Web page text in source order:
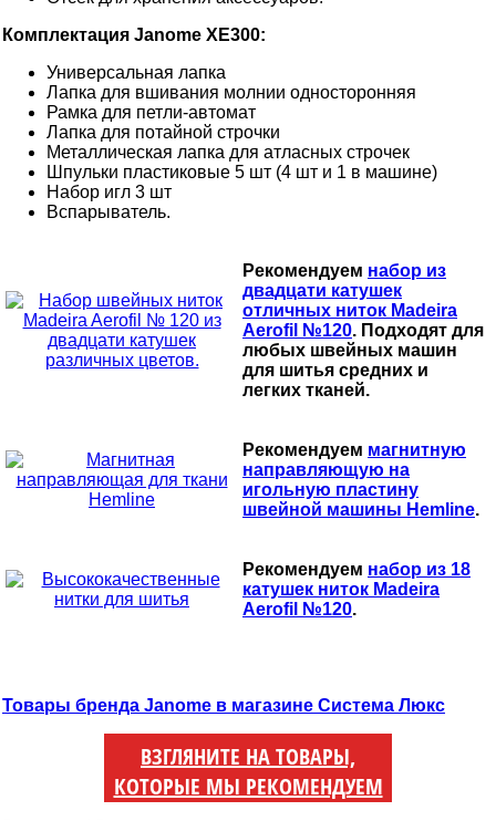
Комплектация Janome XE300:
Универсальная лапка
Лапка для вшивания молнии односторонняя
Рамка для петли-автомат
Лапка для потайной строчки
Металлическая лапка для атласных строчек
Шпульки пластиковые 5 шт (4 шт и 1 в машине)
Набор игл 3 шт
Вспарыватель.
Рекомендуем набор из
двадцати катушек
отличных ниток Madeira
Aerofil №120. Подходят для
любых швейных машин
для шитья средних и
легких тканей.
Рекомендуем магнитную
направляющую на
игольную пластину
швейной машины Hemline.
Рекомендуем набор из 18
катушек ниток Madeira
Aerofil №120.
Товары бренда Janome в магазине Система Люкс
ВЗГЛЯНИТЕ НА ТОВАРЫ,
КОТОРЫЕ МЫ РЕКОМЕНДУЕМ